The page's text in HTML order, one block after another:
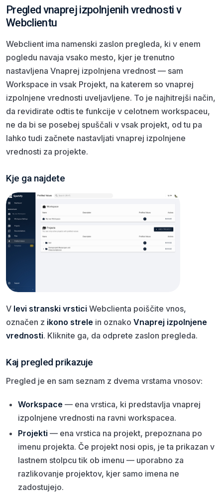
Pregled vnaprej izpolnjenih vrednosti v
Webclientu
Webclient ima namenski zaslon pregleda, ki v enem
pogledu navaja vsako mesto, kjer je trenutno
nastavljena Vnaprej izpolnjena vrednost — sam
Workspace in vsak Projekt, na katerem so vnaprej
izpolnjene vrednosti uveljavljene. To je najhitrejši način,
da revidirate odtis te funkcije v celotnem workspaceu,
ne da bi se posebej spuščali v vsak projekt, od tu pa
lahko tudi začnete nastavljati vnaprej izpolnjene
vrednosti za projekte.
Kje ga najdete
V levi stranski vrstici Webclienta poiščite vnos,
označen z ikono strele in oznako Vnaprej izpolnjene
vrednosti. Kliknite ga, da odprete zaslon pregleda.
Kaj pregled prikazuje
Pregled je en sam seznam z dvema vrstama vnosov:
Workspace — ena vrstica, ki predstavlja vnaprej
izpolnjene vrednosti na ravni workspacea.
Projekti — ena vrstica na projekt, prepoznana po
imenu projekta. Če projekt nosi opis, je ta prikazan v
lastnem stolpcu tik ob imenu — uporabno za
razlikovanje projektov, kjer samo imena ne
zadostujejo.